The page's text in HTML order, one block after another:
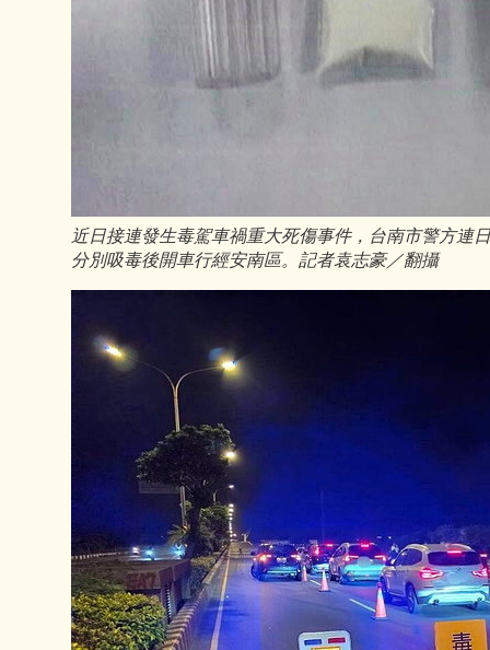
近日接連發生毒駕車禍重大死傷事件，台南市警方連
分別吸毒後開車行經安南區。記者袁志豪／翻攝